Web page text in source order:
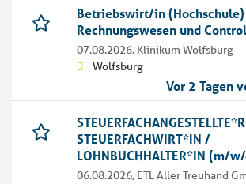
Betriebswirt/in
Rechnungswesen und
07.08.2026, Klinikum Wolfsburg
Wolfsburg
Vor 2 Tagen
STEUERFACHWIRT*IN /
LOHNBUCHHALTER*IN (m/
06.08.2026, ETL Aller Treuhand